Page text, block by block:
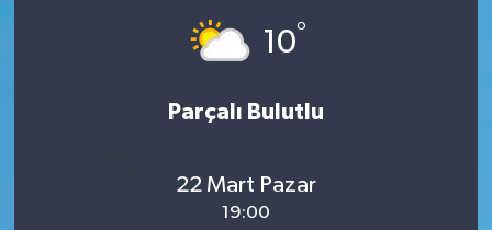
10°
Parçalı Bulutlu
22 Mart Pazar
19:00